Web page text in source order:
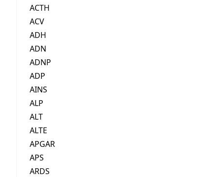
ACTH
ACV
ADH
ADN
ADNP
ADP
AINS
ALP
ALT
ALTE
APGAR
APS
ARDS